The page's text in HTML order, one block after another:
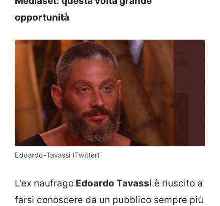
opportunità
Edoardo-Tavassi (Twitter)
L’ex naufrago Edoardo Tavassi è riuscito a
farsi conoscere da un pubblico sempre più